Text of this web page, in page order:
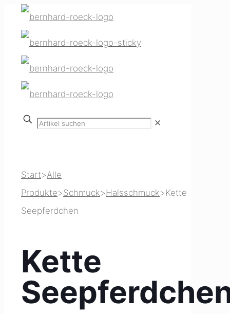
✕
Start>Alle
Produkte>Schmuck> Halsschmuck> Kette
Seepferdchen
Kette